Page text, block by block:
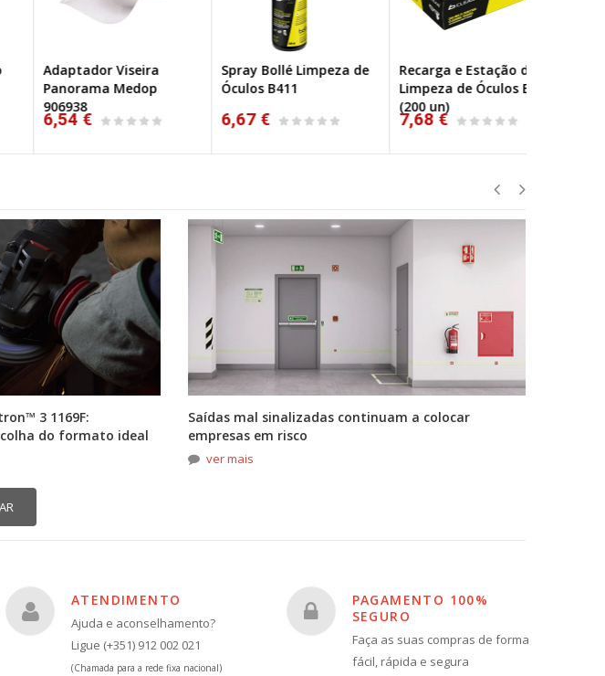
Adaptador Viseira
Panorama Medop
906938
6,54 €
Spray Bollé Limpeza de
Óculos B411
6,67 €
Recarga e Estação de
Limpeza de Óculos B401
(200 un)
7,68 €
3 1169F:
do formato ideal
Saídas mal sinalizadas continuam a colocar
empresas em risco
ver mais
ATENDIMENTO
Ajuda e aconselhamento?
Ligue (+351) 912 002 021
(Chamada para a rede fixa nacional)
PAGAMENTO 100%
SEGURO
Faça as suas compras de forma
fácil, rápida e segura